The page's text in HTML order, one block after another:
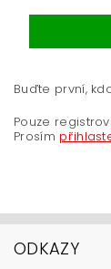
Buďte první,
Pouze
Prosím
ODKAZY